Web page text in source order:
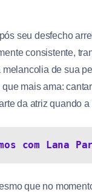
seu desfecho
consistente,
melancolia de sua
mais ama:
da atriz quando
com Lana
que no